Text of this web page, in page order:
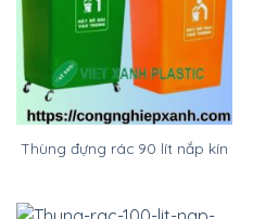
Thùng đựng rác 90 lít nắp kín